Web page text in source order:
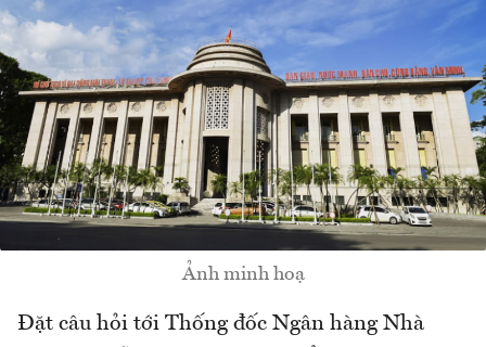
Ảnh minh hoạ
Đặt câu hỏi tới Thống đốc Ngân hàng Nhà